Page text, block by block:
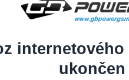
ukončen